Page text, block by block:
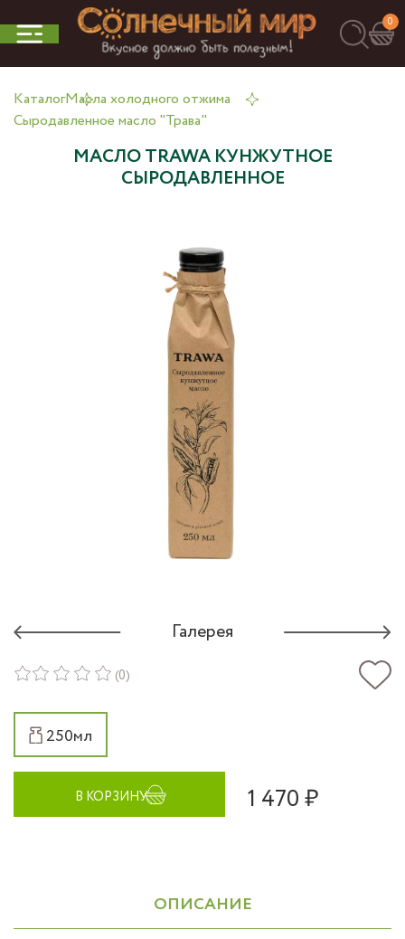
0
КаталогМасла холодного отжима
Сыродавленное масло "Трава"
МАСЛО TRAWA КУНЖУТНОЕ
СЫРОДАВЛЕННОЕ
Галерея
(0)
250мл
В КОРЗИНУ 1 470 ₽
ОПИСАНИЕ